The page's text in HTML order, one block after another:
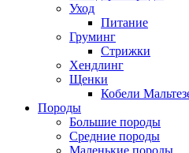
Уход
Питание
Груминг
Стрижки
Хендлинг
Щенки
Кобели
Породы
Большие породы
Средние породы